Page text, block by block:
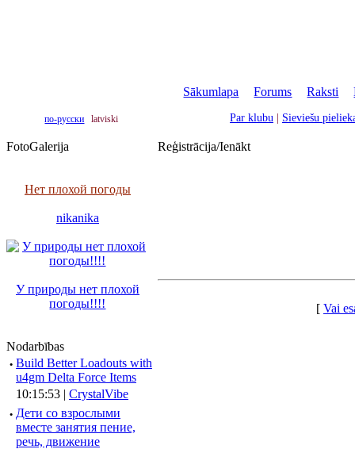
Sākumlapa |Forums |Raksti |
по-русски latviski Par klubu Sieviešu
FotoGalerija
Нет плохой погоды
nikanika
У природы нет плохой
погоды!!!!
Nodarbības
· Build Better Loadouts with
u4gm Delta Force Items
10:15:53 | CrystalVibe
· Дети со взрослыми
вместе занятия пение,
речь, движение
Reģistrācija/Ienākt
[ Vai